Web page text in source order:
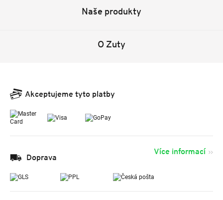
Naše produkty
O Zuty
Akceptujeme tyto platby
Doprava
Více informací